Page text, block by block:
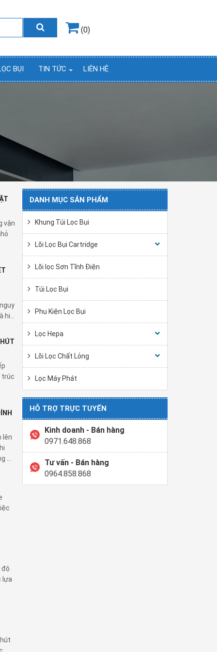
(0)
BỤI TIN TỨC LIÊN HỆ
vận
trúc
lên
...
độ
lựa
DANH MỤC SẢN PHẨM
Khung Túi Lọc Bụi
Lõi Lọc Bụi Cartridge
Lõi lọc Sơn Tĩnh Điện
Túi Lọc Bụi
Phụ Kiện Lọc Bụi
Lọc Hepa
Lõi Lọc Chất Lỏng
Lọc Máy Phát
HỖ TRỢ TRỰC TUYẾN
Kinh doanh - Bán hàng
0971.648.868
Tư vấn - Bán hàng
0964.858.868